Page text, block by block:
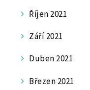
Říjen 2021
Září 2021
Duben 2021
Březen 2021